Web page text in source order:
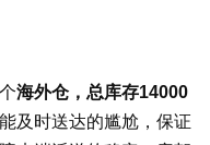
海外仓，总库存14000
及时送达的尴尬，保证